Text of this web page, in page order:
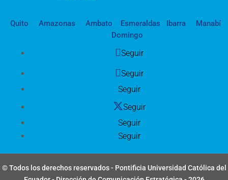
Quito Amazonas Ambato Esmeraldas Ibarra
Manabí
Domingo
Seguir
Seguir
Seguir
Seguir
Seguir
Seguir
© Todos los derechos reservados - Pontificia Universidad Católica del